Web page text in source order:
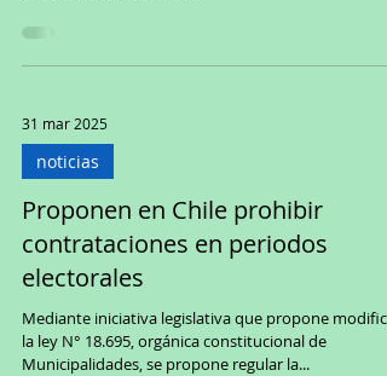
31 mar 2025
noticias
Proponen en Chile prohibir
contrataciones en periodos
electorales
Mediante iniciativa legislativa que propone
la ley N° 18.695, orgánica constitucional de
Municipalidades, se propone regular la...